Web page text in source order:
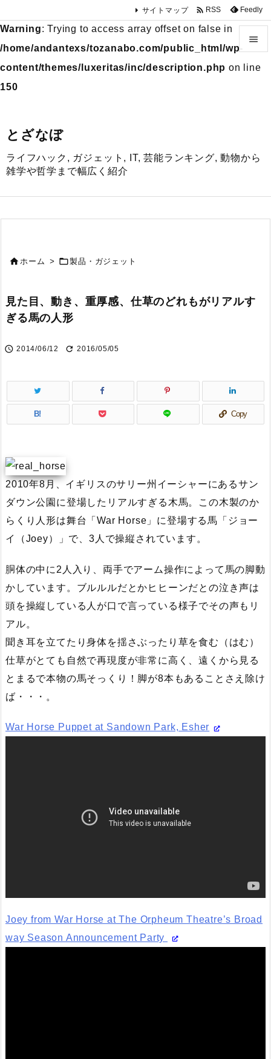
Warning: Trying to access array offset on false in
/home/andantexs/tozanabo.com/public_html/wp-
content/themes/luxeritas/inc/description.php on line
150
とざなぼ
ライフハック, ガジェット, IT, 芸能ランキング, 動物から
雑学や哲学まで幅広く紹介


前へ
サイトマップ  RSS Feedly
ホーム > 製品・ガジェット
見た目、動き、重厚感、仕草のどれもがリアルす
ぎる馬の人形
 2014/06/12  2016/05/05
B! Copy
2010年8月、イギリスのサリー州イーシャーにあるサン
ダウン公園に登場したリアルすぎる木馬。この木製のか
らくり人形は舞台「War Horse」に登場する馬「ジョー
イ（Joey）」で、3人で操縦されています。
胴体の中に2人入り、両手でアーム操作によって馬の脚動
かしています。ブルルルだとかヒヒーンだとの泣き声は
頭を操縦している人が口で言っている様子でその声もリ
アル。
聞き耳を立てたり身体を揺さぶったり草を食む（はむ）
仕草がとても自然で再現度が非常に高く、遠くから見る
とまるで本物の馬そっくり！脚が8本もあることさえ除け
ば・・・。
War Horse Puppet at Sandown Park, Esher
Joey from War Horse at The Orpheum Theatre’s Broad
way Season Announcement Party